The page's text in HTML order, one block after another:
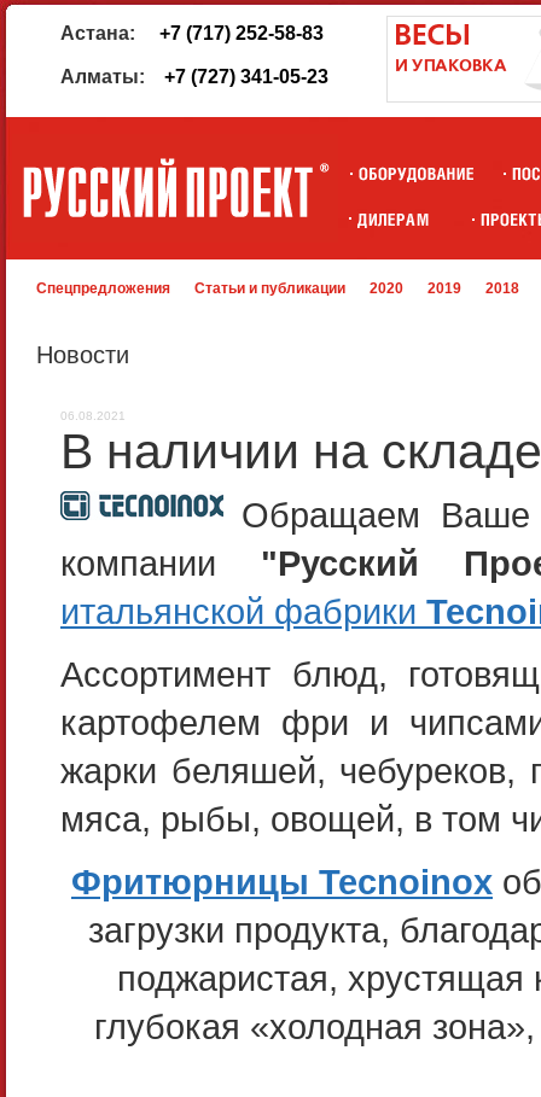
Астана: +7 (717) 252-58-83
Алматы: +7 (727) 341-05-23
Спецпредложения Статьи и публикации 2020 2019 2018
Новости
06.08.2021
В наличии на
Обращаем Ваше
компании "Русский
итальянской фабрики
Ассортимент блюд,
картофелем фри и
жарки беляшей, чебуреков,
мяса, рыбы, овощей, в том
Фритюрницы Tecnoinox
загрузки продукта,
поджаристая, хрустящая
глубокая «холодная